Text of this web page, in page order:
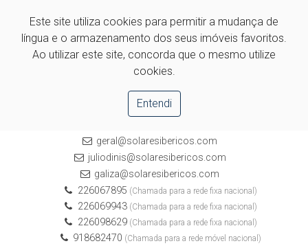
Este site utiliza cookies para permitir a mudança de
língua e o armazenamento dos seus imóveis favoritos.
Ao utilizar este site, concorda que o mesmo utilize
cookies.
Entendi
geral@solaresibericos.com
juliodinis@solaresibericos.com
galiza@solaresibericos.com
226067895 (Chamada para a rede fixa nacional)
226069943(Chamada para a rede fixa nacional)
226098629(Chamada para a rede fixa nacional)
918682470 (Chamada para a rede móvel nacional)